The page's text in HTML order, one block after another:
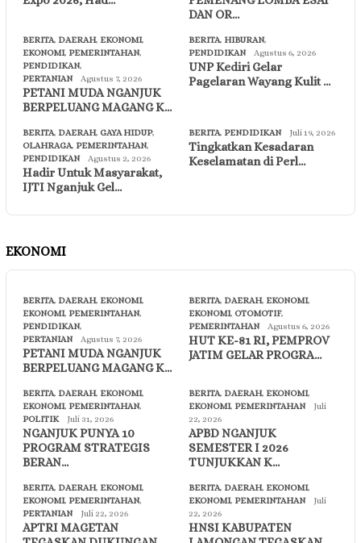
DAN OR…
BERITA, DAERAH, EKONOMI,
EKONOMI, PEMERINTAHAN,
PENDIDIKAN,
PERTANIAN
Agustus 7, 2026
PETANI MUDA NGANJUK
BERPELUANG MAGANG K…
BERITA, HIBURAN,
PENDIDIKAN
Agustus 6, 2026
UNP Kediri Gelar
Pagelaran Wayang Kulit …
BERITA, DAERAH, GAYA HIDUP,
OLAHRAGA, PEMERINTAHAN,
PENDIDIKAN
Agustus 2, 2026
Hadir Untuk Masyarakat,
IJTI Nganjuk Gel…
BERITA, PENDIDIKAN Juli 19, 2026
Tingkatkan Kesadaran
Keselamatan di Perl…
EKONOMI
BERITA, DAERAH, EKONOMI,
EKONOMI, PEMERINTAHAN,
PENDIDIKAN,
PERTANIAN
Agustus 7, 2026
PETANI MUDA NGANJUK
BERPELUANG MAGANG K…
BERITA, DAERAH, EKONOMI,
EKONOMI, OTOMOTIF,
PEMERINTAHAN
Agustus 6, 2026
HUT KE-81 RI, PEMPROV
JATIM GELAR PROGRA…
BERITA, DAERAH, EKONOMI,
EKONOMI, PEMERINTAHAN,
POLITIK
Juli 31, 2026
NGANJUK PUNYA 10
PROGRAM STRATEGIS
BERAN…
BERITA, DAERAH, EKONOMI,
EKONOMI, PEMERINTAHAN
Juli
22, 2026
APBD NGANJUK
SEMESTER I 2026
TUNJUKKAN K…
BERITA, DAERAH, EKONOMI,
EKONOMI, PEMERINTAHAN,
PERTANIAN
Juli 22, 2026
APTRI MAGETAN
BERITA, DAERAH, EKONOMI,
EKONOMI, PEMERINTAHAN
Juli
22, 2026
HNSI KABUPATEN